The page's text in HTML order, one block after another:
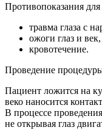
Противопоказания
травма глаза с
ожоги глаз и век,
кровотечение.
Проведение
Пациент ложится на
веко наносится
В процессе
не открывая глаз